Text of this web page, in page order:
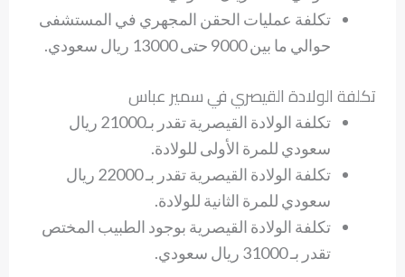
تكلفة عمليات الحقن المجهري في المستشفى
حوالي ما بين 9000 حتى 13000 ريال سعودي.
تكلفة الولادة القيصري في سمير عباس
تكلفة الولادة القيصرية تقدر بـ21000 ريال
سعودي للمرة الأولى للولادة.
تكلفة الولادة القيصرية تقدر بـ 22000 ريال
سعودي للمرة الثانية للولادة.
تكلفة الولادة القيصرية بوجود الطبيب المختص
تقدر بـ 31000 ريال سعودي.